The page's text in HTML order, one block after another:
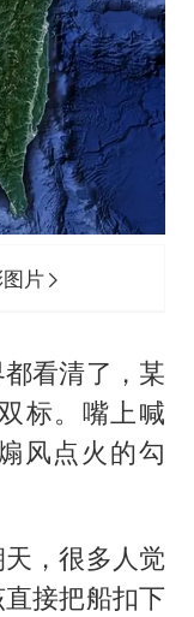
片
看清了，某
标。嘴上喊
风点火的勾
，很多人觉
接把船扣下